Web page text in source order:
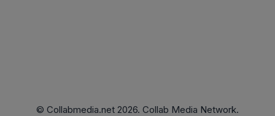
© Collabmedia.net 2026. Collab Media Network.